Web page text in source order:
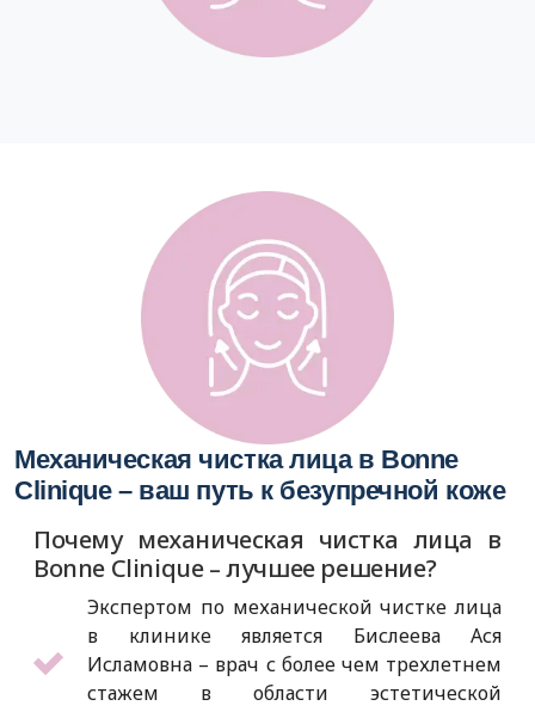
Механическая чистка лица в Bonne
Clinique – ваш путь к безупречной коже
Почему механическая чистка лица в
Bonne Clinique – лучшее решение?
Экспертом по механической чистке лица
в клинике является Бислеева Ася
Исламовна – врач с более чем трехлетнем
стажем в области эстетической